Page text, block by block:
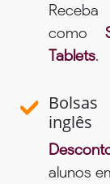
como
Tablets.
inglês
alunos